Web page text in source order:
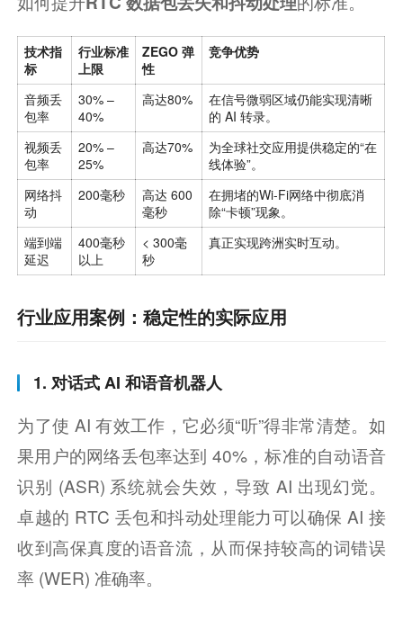
技术指
标
行业标准
上限
ZEGO 弹
性
竞争优势
音频丢
包率
30% –
40%
高达80%
在信号微弱区域仍能实现清晰
的 AI 转录。
视频丢
包率
20% –
25%
高达70%
为全球社交应用提供稳定的“在
线体验”。
网络抖
动
200毫秒
高达 600
毫秒
在拥堵的Wi-Fi网络中彻底消
除“卡顿”现象。
端到端
延迟
400毫秒
以上
< 300毫
秒
真正实现跨洲实时互动。
行业应用案例：稳定性的实际应用
1. 对话式 AI 和语音机器人
为了使 AI 有效工作，它必须“听”得非常清楚。如
果用户的网络丢包率达到 40%，标准的自动语音
识别 (ASR) 系统就会失效，导致 AI 出现幻觉。
卓越的 RTC 丢包和抖动处理能力可以确保 AI 接
收到高保真度的语音流，从而保持较高的词错误
率 (WER) 准确率。